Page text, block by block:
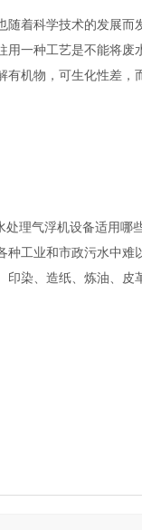
着科学技术的发展而
一种工艺是不能将废
机物，可生化性差，
处理气浮机设备适用
工业和市政污水中难
染、造纸、炼油、